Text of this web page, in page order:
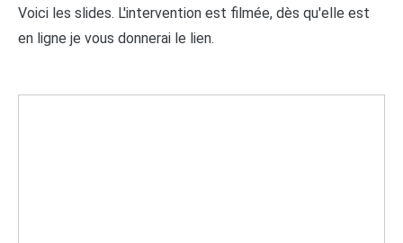
Voici les slides. L'intervention est filmée, dès qu'elle est
en ligne je vous donnerai le lien.